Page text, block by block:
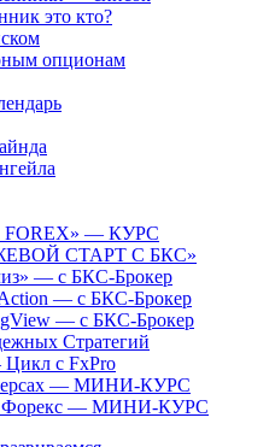
это кто?
опционам
— КУРС
СТАРТ С БКС»
— с БКС-Брокер
Action — с БКС-Брокер
— с БКС-Брокер
Стратегий
с FxPro
— МИНИ-КУРС
Форекс — МИНИ-КУРС